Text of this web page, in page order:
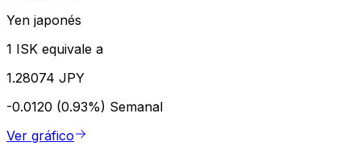
Yen japonés
1 ISK equivale a
1.28074 JPY
-0.0120 (0.93%) Semanal
Ver gráfico